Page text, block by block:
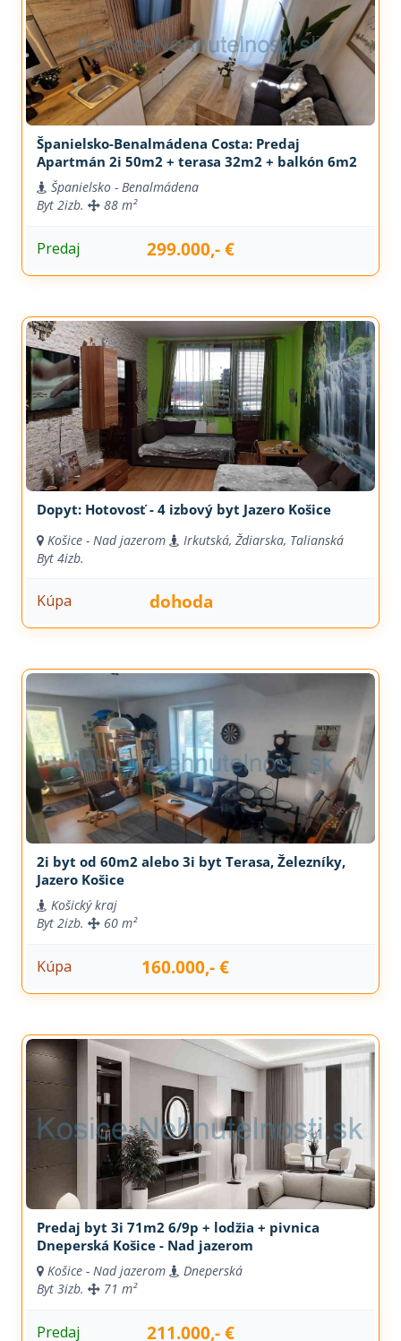
Španielsko-Benalmádena Costa: Predaj
Apartmán 2i 50m2 + terasa 32m2 + balkón 6m2
Španielsko - Benalmádena
Byt 2izb. 88 m²
Predaj 299.000,- €
Dopyt: Hotovosť - 4 izbový byt Jazero Košice
Košice - Nad jazerom
Irkutská, Ždiarska, Talianská
Byt 4izb.
Kúpa dohoda
2i byt od 60m2 alebo 3i byt Terasa, Železníky,
Jazero Košice
Košický kraj
Byt 2izb. 60 m²
Kúpa 160.000,- €
Predaj byt 3i 71m2 6/9p + lodžia + pivnica
Dneperská Košice - Nad jazerom
Košice - Nad jazerom
Dneperská
Byt 3izb. 71 m²
Predaj 211.000,- €